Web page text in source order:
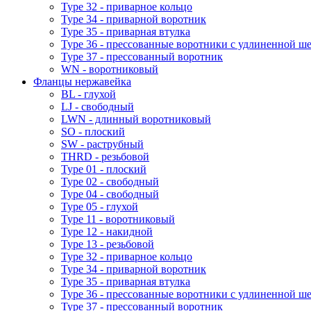
Type 32 - приварное кольцо
Type 34 - приварной воротник
Type 35 - приварная втулка
Type 36 - прессованные воротники с удлиненной
Type 37 - прессованный воротник
WN - воротниковый
Фланцы нержавейка
BL - глухой
LJ - свободный
LWN - длинный воротниковый
SO - плоский
SW - раструбный
THRD - резьбовой
Type 01 - плоский
Type 02 - свободный
Type 04 - свободный
Type 05 - глухой
Type 11 - воротниковый
Type 12 - накидной
Type 13 - резьбовой
Type 32 - приварное кольцо
Type 34 - приварной воротник
Type 35 - приварная втулка
Type 36 - прессованные воротники с удлиненной
Type 37 - прессованный воротник